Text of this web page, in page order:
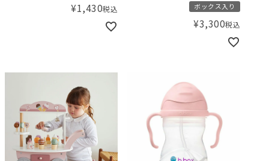
¥1,430税込 ボックス入り
¥3,300税込